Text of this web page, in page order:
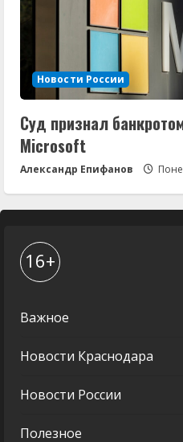
Новости России
Суд признал
Microsoft
Александр Епифанов
16+
Важное
Новости Краснодара
Новости России
Полезное